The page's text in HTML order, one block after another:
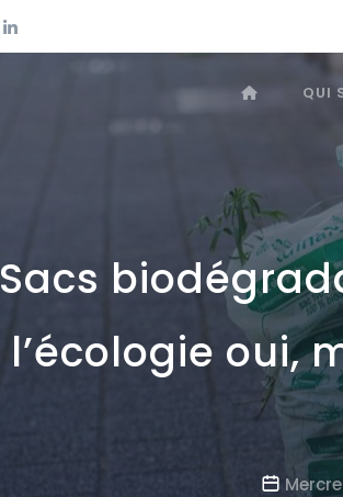
QUI
Sacs
l’écologie oui,